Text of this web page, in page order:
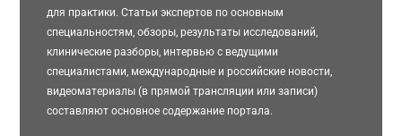
для практики. Статьи экспертов по основным
специальностям, обзоры, результаты исследований,
клинические разборы, интервью с ведущими
специалистами, международные и российские новости,
видеоматериалы (в прямой трансляции или записи)
составляют основное содержание портала.